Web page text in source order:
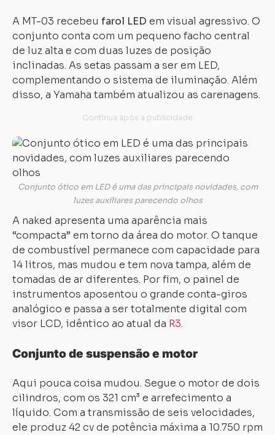
A MT-03 recebeu farol LED em visual agressivo. O
conjunto conta com um pequeno facho central
de luz alta e com duas luzes de posição
inclinadas. As setas passam a ser em LED,
complementando o sistema de iluminação. Além
disso, a Yamaha também atualizou as carenagens.
Conjunto ótico em LED é uma das principais novidades, com
luzes auxiliares parecendo olhos
A naked apresenta uma aparência mais
“compacta” em torno da área do motor. O tanque
de combustível permanece com capacidade para
14 litros, mas mudou e tem nova tampa, além de
tomadas de ar diferentes. Por fim, o painel de
instrumentos aposentou o grande conta-giros
analógico e passa a ser totalmente digital com
visor LCD, idêntico ao atual da R3.
Conjunto de suspensão e motor
Aqui pouca coisa mudou. Segue o motor de dois
cilindros, com os 321 cm³ e arrefecimento a
líquido. Com a transmissão de seis velocidades,
ele produz 42 cv de potência máxima a 10.750 rpm